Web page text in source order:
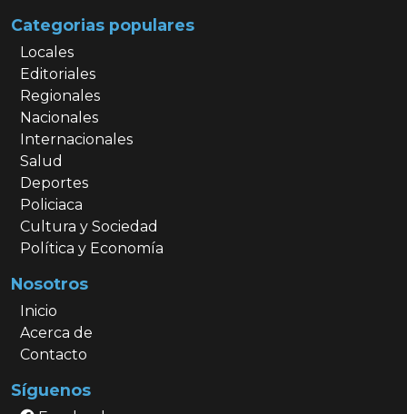
Categorias populares
Locales
Editoriales
Regionales
Nacionales
Internacionales
Salud
Deportes
Policiaca
Cultura y Sociedad
Política y Economía
Nosotros
Inicio
Acerca de
Contacto
Síguenos